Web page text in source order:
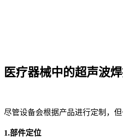
医疗器械中的超声波
尽管设备会根据产品进行定制，但
1.部件定位